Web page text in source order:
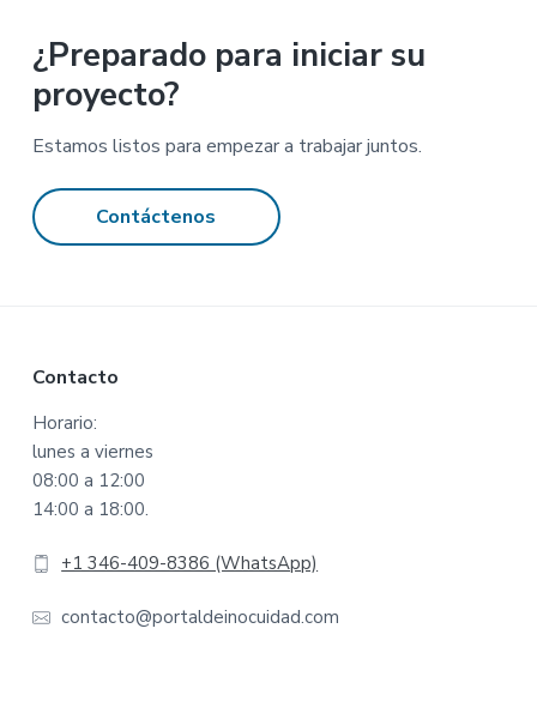
¿Preparado para iniciar su
proyecto?
Estamos listos para empezar a trabajar juntos.
Contáctenos
Footer
Contacto
Horario:
lunes a viernes
08:00 a 12:00
14:00 a 18:00.
+1 346-409-8386 (WhatsApp)
contacto@portaldeinocuidad.com